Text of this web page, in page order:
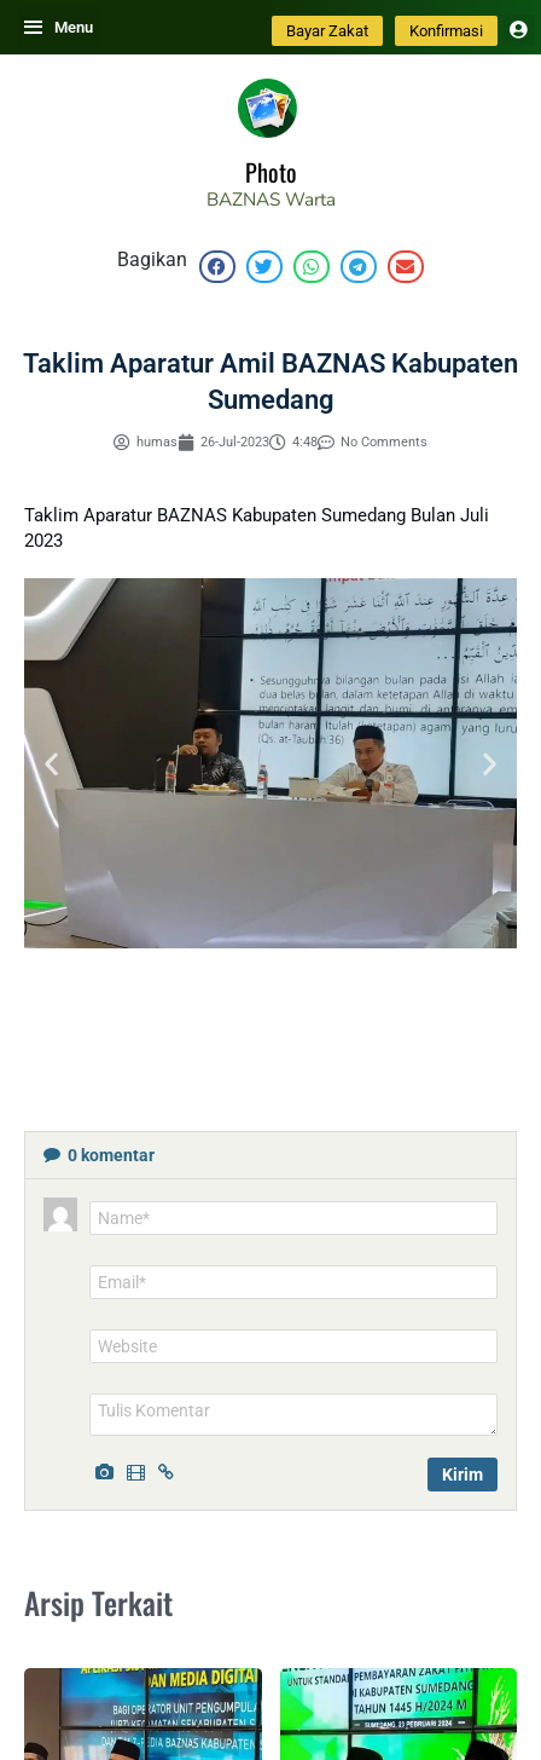
Skip
to
Menu Bayar Zakat Konfirmasi
Photo
BAZNAS Warta
Bagikan
Taklim Aparatur Amil BAZNAS Kabupaten
Sumedang
humas 26-Jul-2023 4:48 No Comments
Taklim Aparatur BAZNAS Kabupaten Sumedang Bulan Juli
2023
0 komentar
Name*
Email*
Website
Arsip Terkait